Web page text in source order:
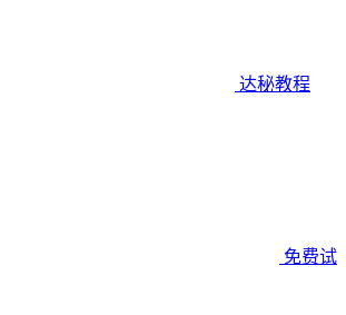
达秘教程
免费试